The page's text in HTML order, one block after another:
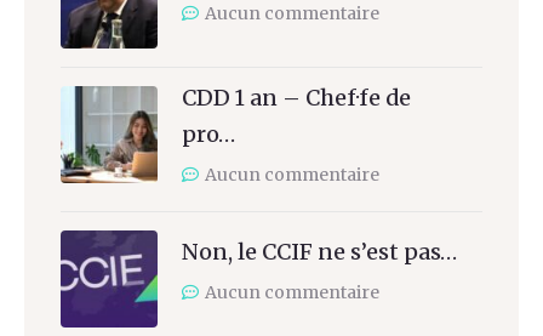
Aucun commentaire
CDD 1 an – Chef·fe de
pro…
Aucun commentaire
Non, le CCIF ne s’est pas…
Aucun commentaire